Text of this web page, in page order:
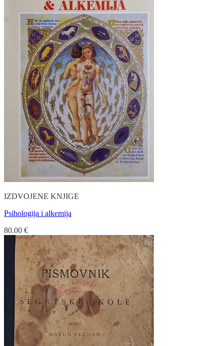
IZDVOJENE KNJIGE
Psihologija i alkemija
80.00 €